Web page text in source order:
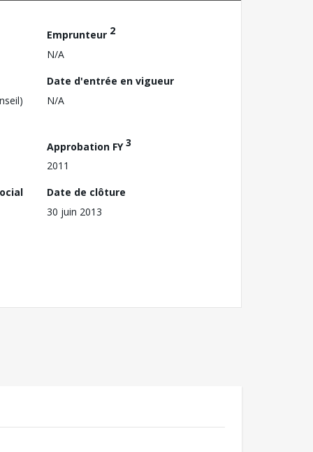
Emprunteur 2
N/A
Date d'entrée en vigueur
N/A
Approbation FY3
2011
Date de clôture
30 juin 2013